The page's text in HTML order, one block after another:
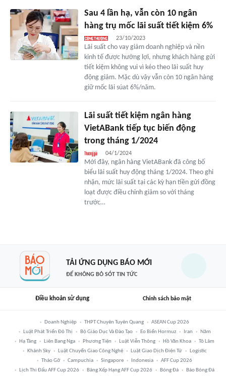
Sau 4 lần hạ, vẫn còn 10 ngân
hàng trụ mốc lãi suất tiết kiệm 6%
23/10/2023
Lãi suất cho vay giảm doanh nghiệp và nền
kinh tế được hưởng lợi, nhưng khách hàng gửi
tiết kiệm không vui vì kéo theo lãi suất huy
động giảm. Mặc dù vậy vẫn còn 10 ngân hàng
giữ mốc lãi súat 6%/năm.
Lãi suất tiết kiệm ngân hàng
VietABank tiếp tục biến động
trong tháng 1/2024
04/1/2024
Mới đây, ngân hàng VietABank đã công bố
biểu lãi suất huy động tháng 1/2024. Theo ghi
nhận, mức lãi suất tại các kỳ hạn tiền gửi đồng
loạt được điều chỉnh giảm so với tháng
trước…
TẢI ỨNG DỤNG BÁO MỚI
ĐỂ KHÔNG BỎ SÓT TIN TỨC
Điều khoản sử dụng Chính sách bảo mật
Doanh Nghiệp THPT Chuyên Tuyên Quang
ASEAN Cup 2026
Luật Phát Triển Đô Thị
Bộ Giáo Dục Và Đào Tạo Eo Biển Hormuz Iran
Năm
Hạ Tầng
Liên Bang Nga Phương Tiện Luật Viễn Thông Hồ Văn Khoa
Tô Lâm
Khánh Sky
Luật Chuyển Giao Công Nghệ Luật Giao Dịch Điện Tử
Logistic
Tháo Gỡ
Campuchia Singapore Indonesia
AFF Cup 2026
Lịch Thi Đấu AFF Cup 2026
Bảng Xếp Hạng AFF Cup 2026 Bóng Đá Báo Bóng Đá